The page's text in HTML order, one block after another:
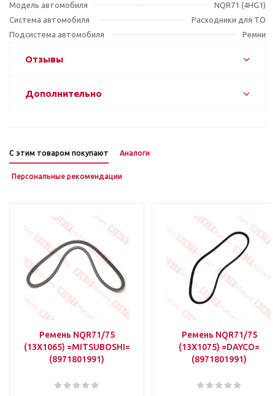
Модель автомобиля
NQR71 (4HG1)
Система автомобиля
Расходники для ТО
Подсистема автомобиля
Ремни
Отзывы
Дополнительно
С этим товаром покупают Аналоги
Персональные рекомендации
Ремень NQR71/75
(13X1065) =MITSUBOSHI=
(8971801991)
Ремень NQR71/75
(13X1075) =DAYCO=
(8971801991)